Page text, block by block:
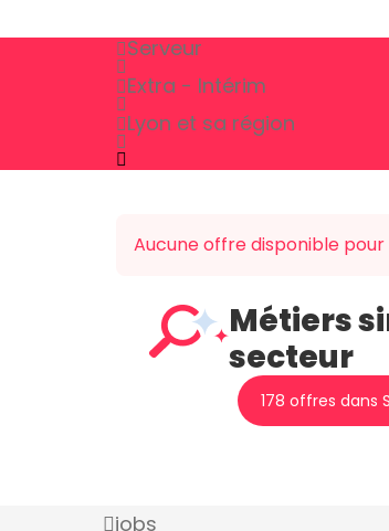
Serveur
Extra - Intérim
Lyon et sa région
Aucune offre disponible pour
Métiers
secteur
178 offres dans
jobs